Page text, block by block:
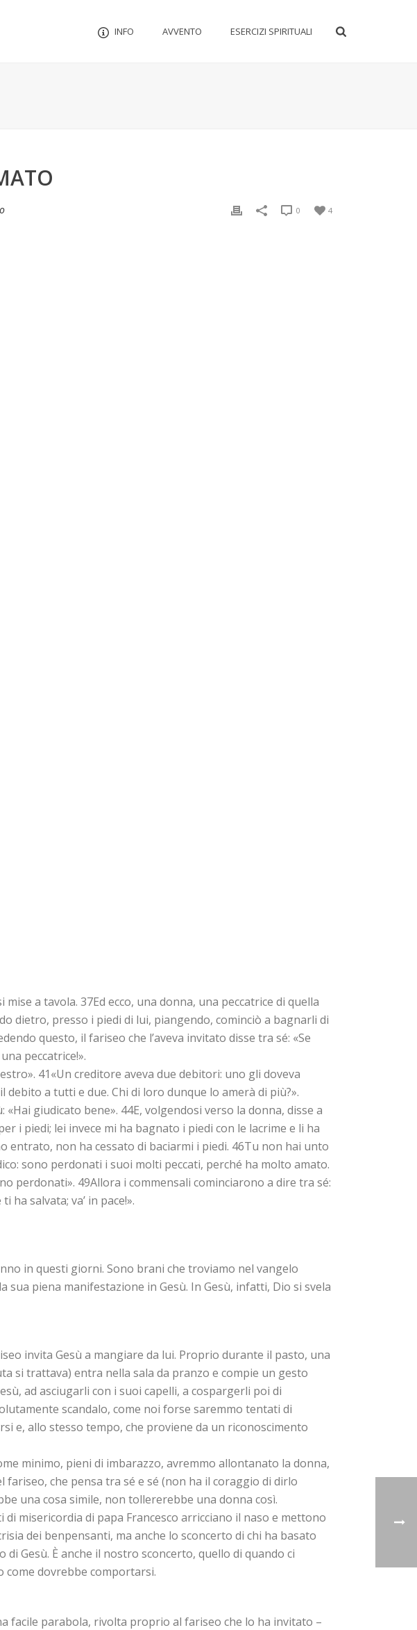
INFO AVVENTO ESERCIZI SPIRITUALI
4
0
a tavola. 37Ed ecco, una donna, una peccatrice di quella
dietro, presso i piedi di lui, piangendo, cominciò a bagnarli di
questo, il fariseo che l’aveva invitato disse tra sé: «Se
peccatrice!».
41«Un creditore aveva due debitori: uno gli doveva
a tutti e due. Chi di loro dunque lo amerà di più?».
giudicato bene». 44E, volgendosi verso la donna, disse a
i piedi; lei invece mi ha bagnato i piedi con le lacrime e li ha
entrato, non ha cessato di baciarmi i piedi. 46Tu non hai unto
sono perdonati i suoi molti peccati, perché ha molto amato.
perdonati». 49Allora i commensali cominciarono a dire tra sé:
ha salvata; va’ in pace!».
in questi giorni. Sono brani che troviamo nel vangelo
piena manifestazione in Gesù. In Gesù, infatti, Dio si svela
invita Gesù a mangiare da lui. Proprio durante il pasto, una
si trattava) entra nella sala da pranzo e compie un gesto
ad asciugarli con i suoi capelli, a cospargerli poi di
scandalo, come noi forse saremmo tentati di
e, allo stesso tempo, che proviene da un riconoscimento
minimo, pieni di imbarazzo, avremmo allontanato la donna,
che pensa tra sé e sé (non ha il coraggio di dirlo
una cosa simile, non tollererebbe una donna così.
misericordia di papa Francesco arricciano il naso e mettono
dei benpensanti, ma anche lo sconcerto di chi ha basato
Gesù. È anche il nostro sconcerto, quello di quando ci
come dovrebbe comportarsi.
facile parabola, rivolta proprio al fariseo che lo ha invitato –